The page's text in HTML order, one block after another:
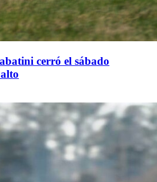
cerró el sábado